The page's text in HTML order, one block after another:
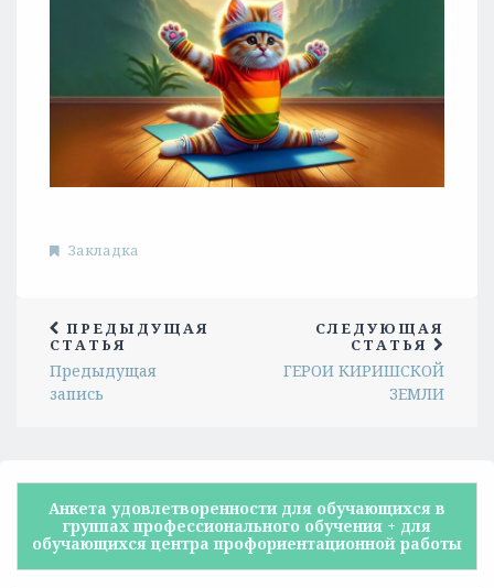
Закладка
ПРЕДЫДУЩАЯ
СТАТЬЯ
Предыдущая
запись
СЛЕДУЮЩАЯ
СТАТЬЯ
ГЕРОИ КИРИШСКОЙ
ЗЕМЛИ
Анкета удовлетворенности для обучающихся в
группах профессионального обучения + для
обучающихся центра профориентационной работы